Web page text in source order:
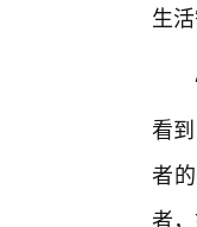
生
看
者
者